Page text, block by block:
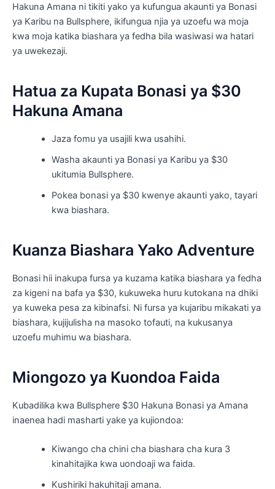
Hakuna Amana ni tikiti yako ya kufungua akaunti ya Bonasi
ya Karibu na Bullsphere, ikifungua njia ya uzoefu wa moja
kwa moja katika biashara ya fedha bila wasiwasi wa hatari
ya uwekezaji.
Hatua za Kupata Bonasi ya $30
Hakuna Amana
Jaza fomu ya usajili kwa usahihi.
Washa akaunti ya Bonasi ya Karibu ya $30
ukitumia Bullsphere.
Pokea bonasi ya $30 kwenye akaunti yako, tayari
kwa biashara.
Kuanza Biashara Yako Adventure
Bonasi hii inakupa fursa ya kuzama katika biashara ya fedha
za kigeni na bafa ya $30, kukuweka huru kutokana na dhiki
ya kuweka pesa za kibinafsi. Ni fursa ya kujaribu mikakati ya
biashara, kujijulisha na masoko tofauti, na kukusanya
uzoefu muhimu wa biashara.
Miongozo ya Kuondoa Faida
Kubadilika kwa Bullsphere $30 Hakuna Bonasi ya Amana
inaenea hadi masharti yake ya kujiondoa:
Kiwango cha chini cha biashara cha kura 3
kinahitajika kwa uondoaji wa faida.
Kushiriki hakuhitaji amana.